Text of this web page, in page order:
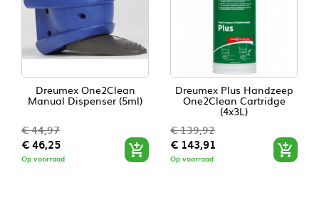
Dreumex One2Clean
Manual Dispenser (5ml)
Normale
prijs
€ 44,97
Prijs
€ 46,25
Op voorraad 
Dreumex Plus Handzeep
One2Clean Cartridge
(4x3L)
Normale
prijs
€ 139,92
Prijs
€ 143,91
Op voorraad 